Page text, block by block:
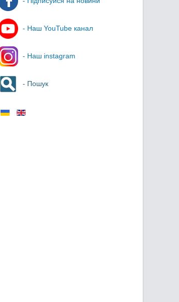
- Наш YouTube канал
- Наш instagram
- Пошук